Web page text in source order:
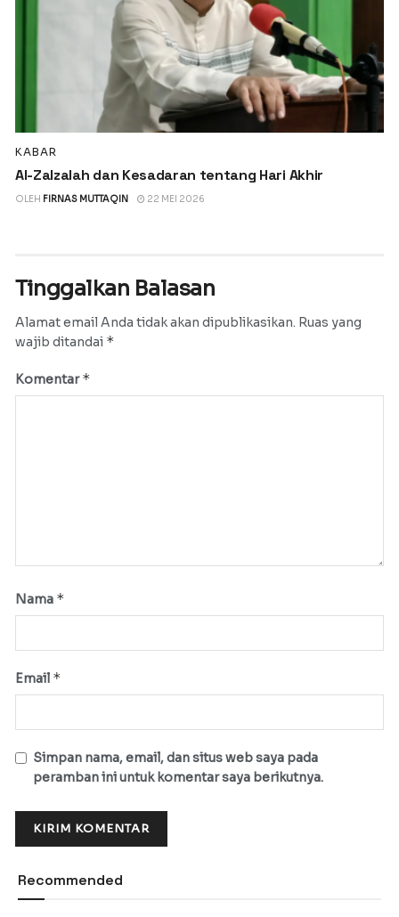
KABAR
Al-Zalzalah dan Kesadaran tentang Hari Akhir
OLEH FIRNAS MUTTAQIN 22 MEI 2026
Tinggalkan Balasan
Alamat email Anda tidak akan dipublikasikan. Ruas yang
wajib ditandai *
Komentar*
Nama *
Email *
Simpan nama, email, dan situs web saya pada
peramban ini untuk komentar saya berikutnya.
Recommended